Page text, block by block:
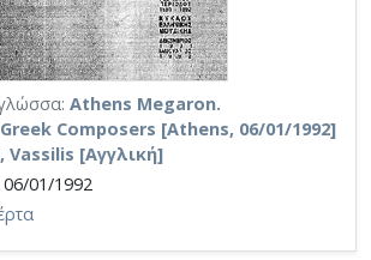
Athens Megaron.
Composers [Athens, 06/01/1992]
Vassilis [Αγγλική]
06/01/1992